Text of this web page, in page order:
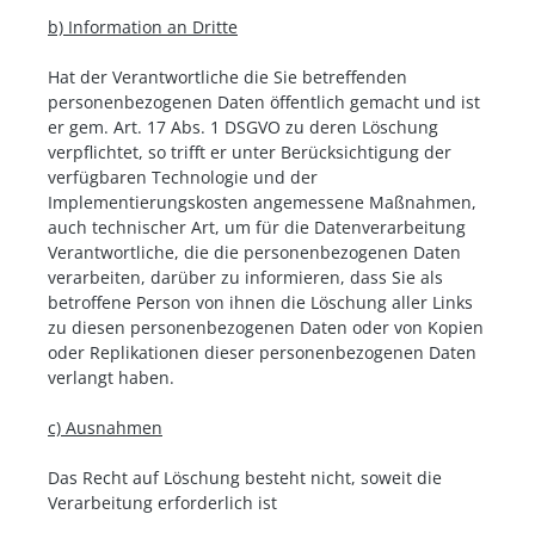
b) Information an Dritte
Hat der Verantwortliche die Sie betreffenden
personenbezogenen Daten öffentlich gemacht und ist
er gem. Art. 17 Abs. 1 DSGVO zu deren Löschung
verpflichtet, so trifft er unter Berücksichtigung der
verfügbaren Technologie und der
Implementierungskosten angemessene Maßnahmen,
auch technischer Art, um für die Datenverarbeitung
Verantwortliche, die die personenbezogenen Daten
verarbeiten, darüber zu informieren, dass Sie als
betroffene Person von ihnen die Löschung aller Links
zu diesen personenbezogenen Daten oder von Kopien
oder Replikationen dieser personenbezogenen Daten
verlangt haben.
c) Ausnahmen
Das Recht auf Löschung besteht nicht, soweit die
Verarbeitung erforderlich ist